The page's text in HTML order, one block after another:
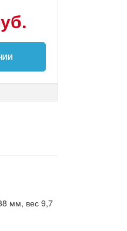
мм, вес 9,7